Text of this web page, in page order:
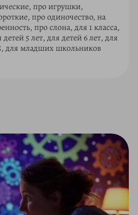
про игрушки,
про одиночество, на
про слона, для 1 класса,
5 лет, для детей 6 лет, для
для младших школьников